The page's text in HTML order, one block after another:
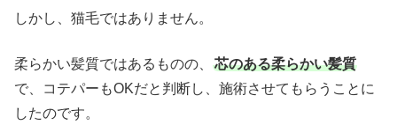
しかし、猫毛ではありません。
柔らかい髪質ではあるものの、 芯のある柔らかい髪質
で、コテパーもOKだと判断し、施術させてもらうことに
したのです。